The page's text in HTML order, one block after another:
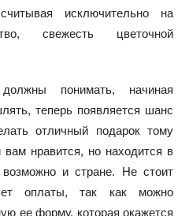
исключительно на
свежесть цветочной
понимать, начиная
теперь появляется шанс
отличный подарок тому
вам нравится, но находится в
и стране. Не стоит
оплаты, так как можно
ее форму, которая окажется